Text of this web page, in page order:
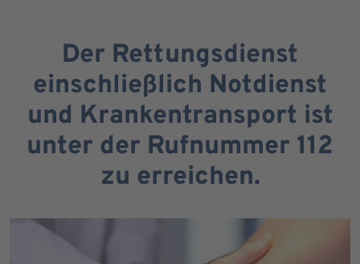
Der Rettungsdienst
einschließlich Notdienst
und Krankentransport ist
unter der Rufnummer 112
zu erreichen.